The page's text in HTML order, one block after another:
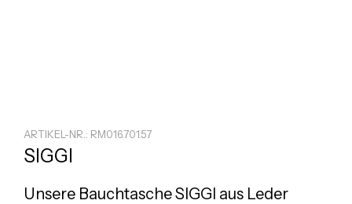
ARTIKEL-NR.: RM016.701.57
SIGGI
Unsere BauchtascheSIGGI aus Leder